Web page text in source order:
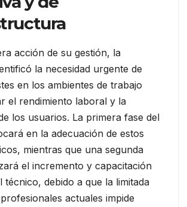
acción de su gestión, la
la necesidad urgente de
en los ambientes de trabajo
el rendimiento laboral y la
los usuarios. La primera fase del
en la adecuación de estos
mientras que una segunda
el incremento y capacitación
técnico, debido a que la limitada
actuales impide